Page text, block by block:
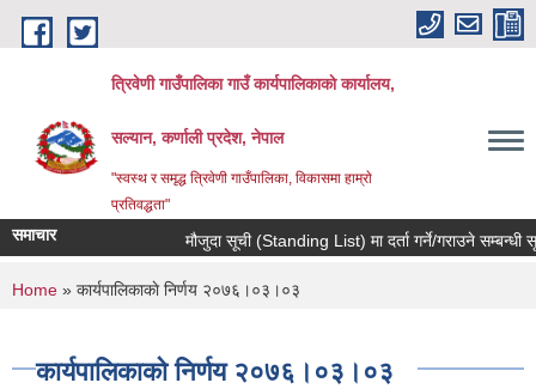
Skip to main content
त्रिवेणी गाउँपालिका गाउँ कार्यपालिकाकाे कार्यालय,
सल्यान, कर्णाली प्रदेश, नेपाल
"स्वस्थ र समृद्ध त्रिवेणी गाउँपालिका, विकासमा हाम्राे
प्रतिवद्धता"
समाचार मौजुदा सूची (Standing List) मा दर्ता गर्ने/गराउने सम्बन्धी
You are here
Home » कार्यपालिकाकाे निर्णय २०७६।०३।०३
कार्यपालिकाकाे निर्णय २०७६।०३।०३